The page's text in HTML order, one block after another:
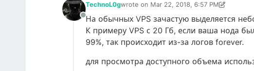
Offline
TechnoL0gwrote on Mar 22, 2018, 6:57 PM
last edited by TechnoL0gApr 30, 2018, 1:51
На обычных VPS зачастую выделяется
К примеру VPS с 20 Гб, если ваша нода
99%, так происходит из-за логов forever.
для просмотра доступного объема